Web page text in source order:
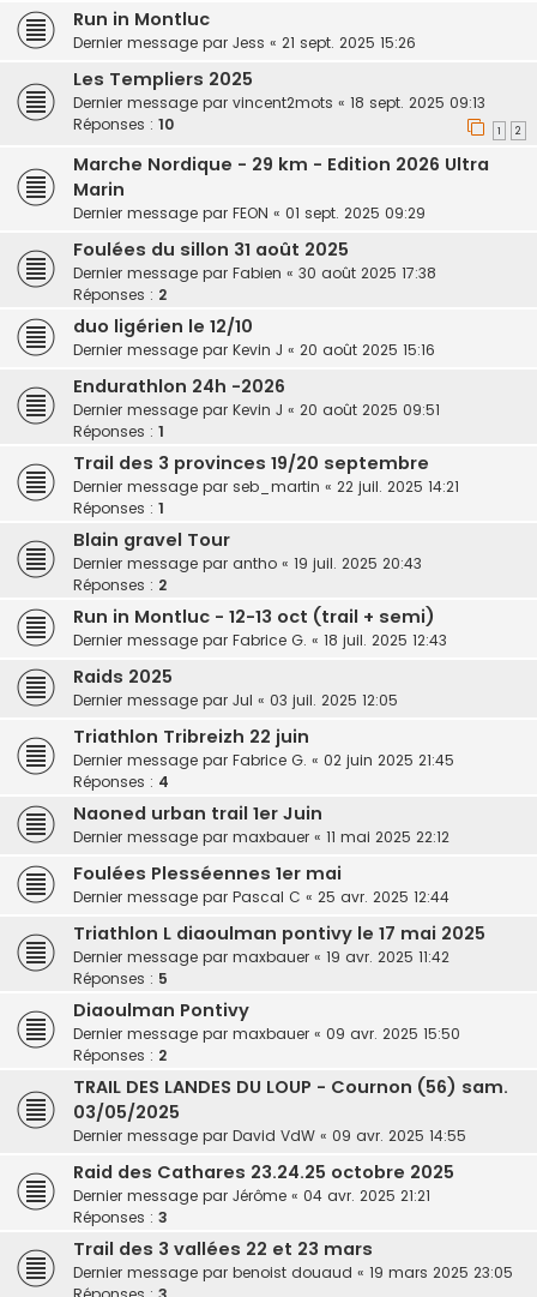
Run in Montluc
Dernier message par Jess « 21 sept. 2025 15:26
Les Templiers 2025
Dernier message par vincent2mots « 18 sept. 2025 09:13
Réponses : 10 1 2
Marche Nordique - 29 km - Edition 2026 Ultra
Marin
Dernier message par FEON « 01 sept. 2025 09:29
Foulées du sillon 31 août 2025
Dernier message par Fabien « 30 août 2025 17:38
Réponses : 2
duo ligérien le 12/10
Dernier message par Kevin J « 20 août 2025 15:16
Endurathlon 24h -2026
Dernier message par Kevin J « 20 août 2025 09:51
Réponses : 1
Trail des 3 provinces 19/20 septembre
Dernier message par seb_martin « 22 juil. 2025 14:21
Réponses : 1
Blain gravel Tour
Dernier message par antho « 19 juil. 2025 20:43
Réponses : 2
Run in Montluc - 12-13 oct (trail + semi)
Dernier message par Fabrice G. « 18 juil. 2025 12:43
Raids 2025
Dernier message par Jul « 03 juil. 2025 12:05
Triathlon Tribreizh 22 juin
Dernier message par Fabrice G. « 02 juin 2025 21:45
Réponses : 4
Naoned urban trail 1er Juin
Dernier message par maxbauer « 11 mai 2025 22:12
Foulées Plesséennes 1er mai
Dernier message par Pascal C « 25 avr. 2025 12:44
Triathlon L diaoulman pontivy le 17 mai 2025
Dernier message par maxbauer « 19 avr. 2025 11:42
Réponses : 5
Diaoulman Pontivy
Dernier message par maxbauer « 09 avr. 2025 15:50
Réponses : 2
TRAIL DES LANDES DU LOUP - Cournon (56) sam.
03/05/2025
Dernier message par David VdW « 09 avr. 2025 14:55
Raid des Cathares 23.24.25 octobre 2025
Dernier message par Jérôme « 04 avr. 2025 21:21
Réponses : 3
Trail des 3 vallées 22 et 23 mars
Dernier message par benoist douaud « 19 mars 2025 23:05